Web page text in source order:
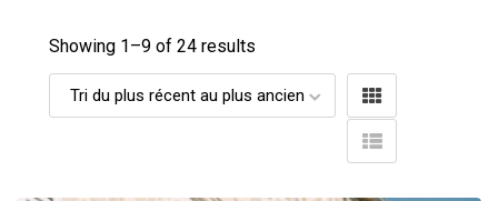
Showing 1–9 of 24 results